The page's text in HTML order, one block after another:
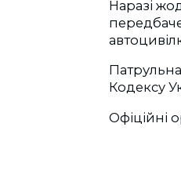
Наразі
Кодексу
Офіційні